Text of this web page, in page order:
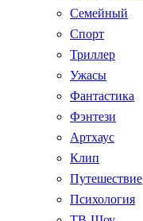
Семейный
Спорт
Триллер
Ужасы
Фантастика
Фэнтези
Артхаус
Клип
Путешествие
Психология